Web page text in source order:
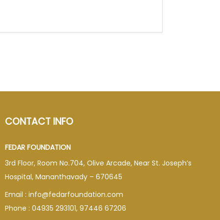
CONTACT INFO
FEDAR FOUNDATION
3rd Floor, Room No.704, Olive Arcade, Near St. Joseph’s
Hospital, Mananthavady – 670645
Email : info@fedarfoundation.com
Phone : 04935 293101, 97446 67206